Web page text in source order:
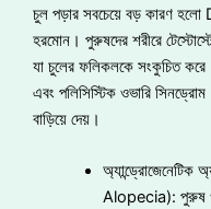
চুল পড়ার সবচেয়ে বড় কারণ
হরমোন। পুরুষদের শরীরে
যা চুলের ফলিকলকে সংকুচিত করে।
এবং পলিসিস্টিক ওভারি
বাড়িয়ে দেয়।
Alopecia): পুরুষ ও